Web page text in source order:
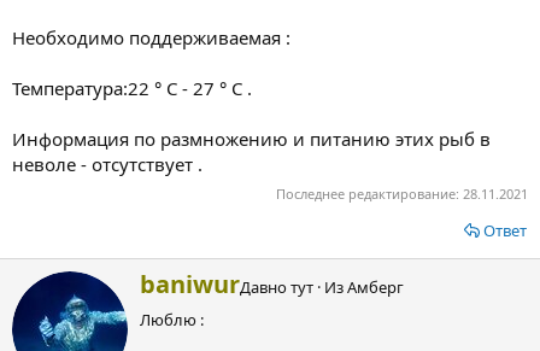
Необходимо поддерживаемая :
Температура:22 ° С - 27 ° С .
Информация по размножению и питанию этих рыб в
неволе - отсутствует .
Последнее редактирование: 28.11.2021
Ответ
А
в
т
baniwurДавно тут · ИзАмберг
Люблю :